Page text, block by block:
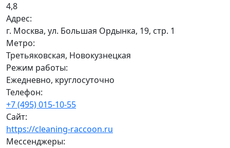
4,8
Адрес:
г. Москва, ул. Большая Ордынка, 19, стр. 1
Метро:
Третьяковская, Новокузнецкая
Режим работы:
Ежедневно, круглосуточно
Телефон:
+7 (495) 015-10-55
Сайт:
https://cleaning-raccoon.ru
Мессенджеры: